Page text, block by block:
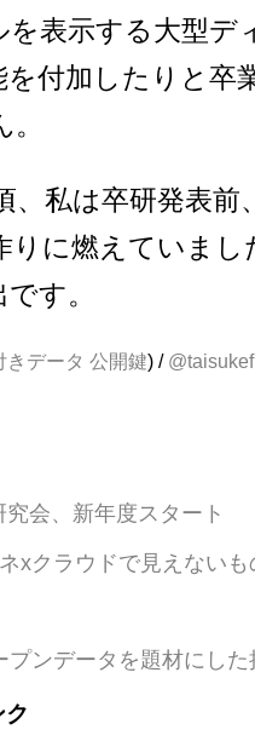
表示する大型デ
を付加したりと卒
、私は卒研発表前
りに燃えていまし
す。
きデータ 公開鍵) / @taisukef
会、新年度スタート
xクラウドで見えない
プンデータを題材にし